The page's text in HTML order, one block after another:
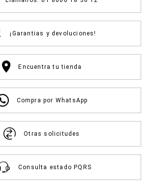
¡Garantias y devoluciones!
Encuentra tu tienda
Compra por WhatsApp
Otras solicitudes
Consulta estado PQRS